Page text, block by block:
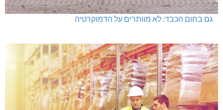
גם בחום הכבד: לא מוותרים על הדמוקרטיה